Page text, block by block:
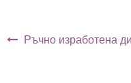
Навигация
Ръчно изработена